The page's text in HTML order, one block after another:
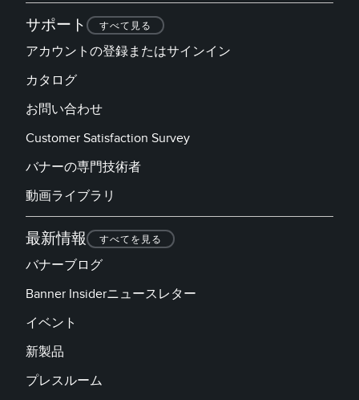
サポート すべて見る
アカウントの登録またはサインイン
カタログ
お問い合わせ
Customer Satisfaction Survey
バナーの専門技術者
動画ライブラリ
最新情報 すべてを見る
バナーブログ
Banner Insiderニュースレター
イベント
新製品
プレスルーム